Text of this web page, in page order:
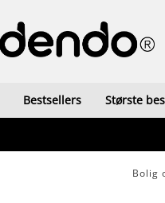
Bestsellers Største
Bolig